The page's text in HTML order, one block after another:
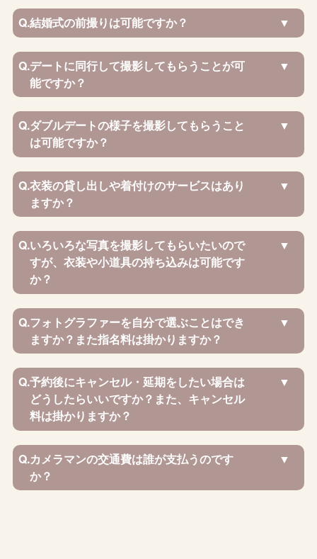
Q.結婚式の前撮りは可能ですか？
Q.デートに同行して撮影してもらうことが可
能ですか？
Q.ダブルデートの様子を撮影してもらうこと
は可能ですか？
Q.衣装の貸し出しや着付けのサービスはあり
ますか？
Q.いろいろな写真を撮影してもらいたいので
すが、衣装や小道具の持ち込みは可能です
か？
Q.フォトグラファーを自分で選ぶことはでき
ますか？また指名料は掛かりますか？
Q.予約後にキャンセル・延期をしたい場合は
どうしたらいいですか？また、キャンセル
料は掛かりますか？
Q.カメラマンの交通費は誰が支払うのです
か？